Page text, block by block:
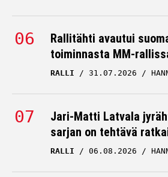
Rallitähti avautui
toiminnasta MM-
RALLI 31.07.2026
Jari-Matti Latvala
sarjan on tehtävä
RALLI 06.08.2026